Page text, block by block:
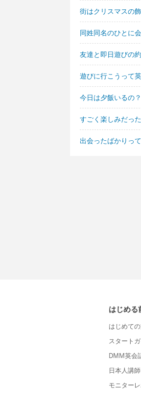
街はクリスマスの
同姓同名のひとに
友達と即日遊びの
遊びに行こうって
今日は夕飯いるの
すごく楽しみだっ
出会ったばかりっ
はじめる
はじめて
スタート
DMM英会
日本人講師
モニター